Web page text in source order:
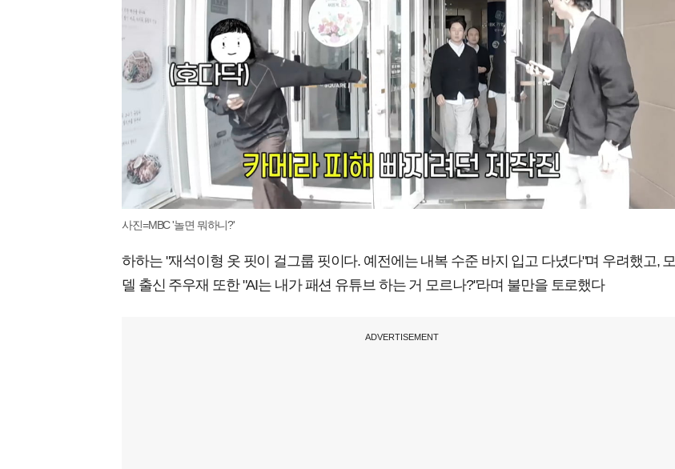
사진=MBC '놀면 뭐하니?'
하하는 "재석이형 옷 핏이 걸그룹 핏이다. 예전에는 내복 수준 바지 입고 다녔다"며 우려했고, 모
델 출신 주우재 또한 "AI는 내가 패션 유튜브 하는 거 모르나?"라며 불만을 토로했다
ADVERTISEMENT